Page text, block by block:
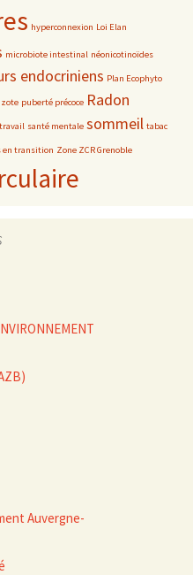
hyperconnexion Loi Elan
microbiote intestinal néonicotinoïdes
endocriniens Plan Ecophyto
puberté précoce Radon
santé mentale sommeil tabac
en transition Zone ZCR Grenoble
Auvergne-